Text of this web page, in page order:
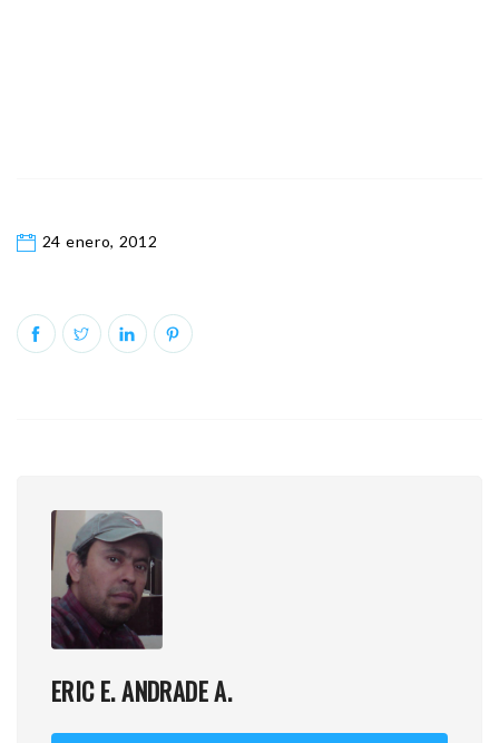
24 enero, 2012
ERIC E. ANDRADE A.